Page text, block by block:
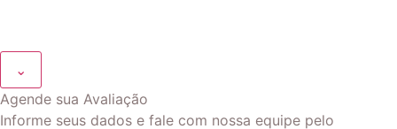
⌄
Agende sua Avaliação
Informe seus dados e fale com nossa equipe pelo